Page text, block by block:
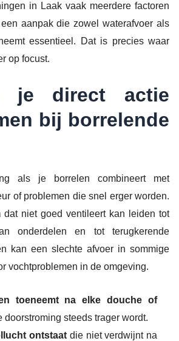
in Laak vaak meerdere factoren
aanpak die zowel waterafvoer als
essentieel. Dat is precies waar
op focust.
je direct actie
bij borrelende
als je borrelen combineert met
of problemen die snel erger worden.
dat niet goed ventileert kan leiden tot
onderdelen en tot terugkerende
kan een slechte afvoer in sommige
vochtproblemen in de omgeving.
toeneemt na elke douche of
doorstroming steeds trager wordt.
ontstaat die niet verdwijnt na